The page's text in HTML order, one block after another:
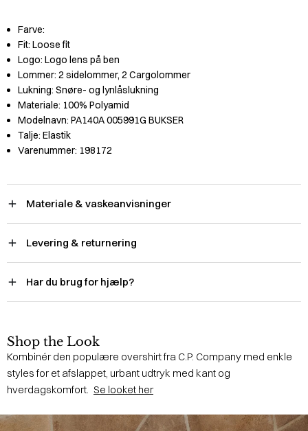
Farve:
Fit: Loose fit
Logo: Logo lens på ben
Lommer: 2 sidelommer, 2 Cargolommer
Lukning: Snøre- og lynlåslukning
Materiale: 100% Polyamid
Modelnavn: PA140A 005991G BUKSER
Talje: Elastik
Varenummer: 198172
Materiale & vaskeanvisninger
Levering & returnering
Har du brug for hjælp?
Shop the Look
Kombinér den populære overshirt fra C.P. Company med enkle
styles for et afslappet, urbant udtryk med kant og
hverdagskomfort. Se looket her